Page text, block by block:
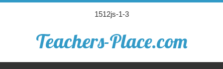
1512js-1-3
Teachers-Place.com